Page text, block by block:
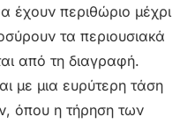
έχουν περιθώριο μέχρι
τα περιουσιακά
από τη διαγραφή.
με μια ευρύτερη τάση
όπου η τήρηση των